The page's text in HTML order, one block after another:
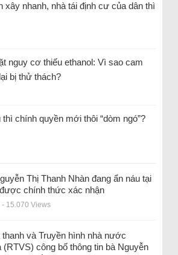
xây nhanh, nhà tái định cư của dân thì
nguy cơ thiếu ethanol: Vì sao cam
bị thử thách?
chính quyền mới thôi “dòm ngó”?
Thị Thanh Nhàn đang ẩn náu tại
chính thức xác nhận
- 15.070 Views
và Truyền hình nhà nước
(RTVS) công bố thông tin bà Nguyễn